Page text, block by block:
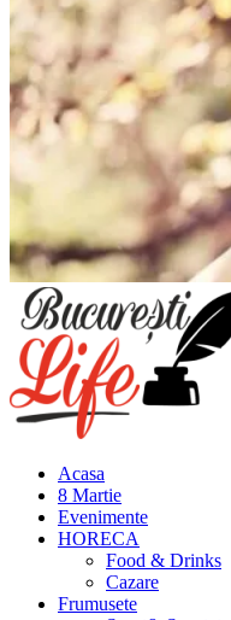
Meniu
principal
Acasa
8 Martie
Evenimente
HORECA
Food & Drinks
Cazare
Frumusete